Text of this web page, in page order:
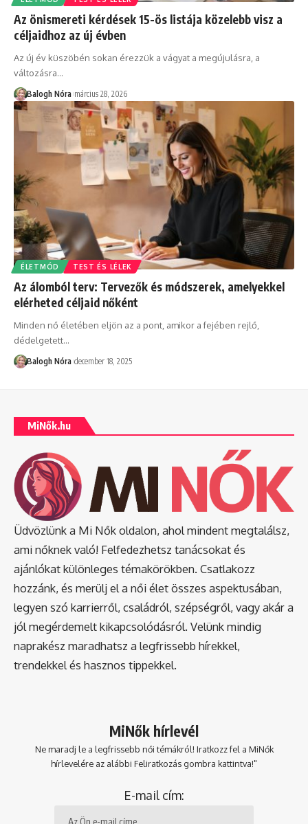
Az önismereti kérdések 15-ös listája közelebb visz a
céljaidhoz az új évben
Az új év küszöbén sokan érezzük a vágyat a megújulásra, a
változásra…
Balogh Nóra március 28, 2026
ÉLETMÓD TEST ÉS LÉLEK
Az álomból terv: Tervezők és módszerek, amelyekkel
elérheted céljaid nőként
Minden nő életében eljön az a pont, amikor a fejében rejlő,
dédelgetett…
Balogh Nóra december 18, 2025
MiNők.hu
Üdvözlünk a Mi Nők oldalon, ahol mindent megtalálsz,
ami nőknek való! Felfedezhetsz tanácsokat és
ajánlókat különleges témakörökben. Csatlakozz
hozzánk, és merülj el a női élet összes aspektusában,
legyen szó karrierről, családról, szépségről, vagy akár a
jól megérdemelt kikapcsolódásról. Velünk mindig
naprakész maradhatsz a legfrissebb hírekkel,
trendekkel és hasznos tippekkel.
MiNők hírlevél
Ne maradj le a legfrissebb női témákról! Iratkozz fel a MiNők
hírlevelére az alábbi Feliratkozás gombra kattintva!"
E-mail cím: